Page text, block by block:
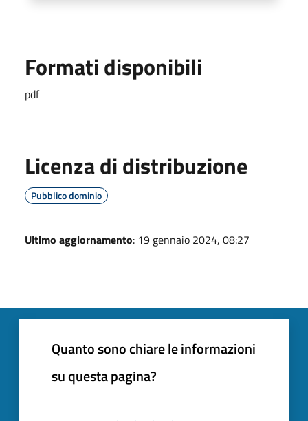
Formati disponibili
pdf
Licenza di distribuzione
Pubblico dominio
Ultimo aggiornamento: 19 gennaio 2024, 08:27
Quanto sono chiare le informazioni
su questa pagina?